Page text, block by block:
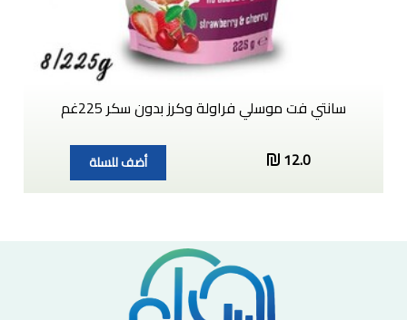
سانتي فت موسلي فراولة وكرز بدون سكر 225غم
12.0
أضف للسلة